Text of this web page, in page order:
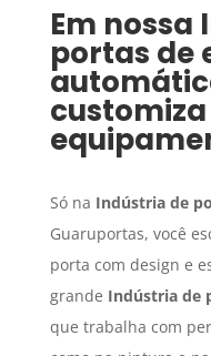
Em nossa
portas de
customiza
Só na Indústria de
Guaruportas, você
porta com design e
grande Indústria de
que trabalha com